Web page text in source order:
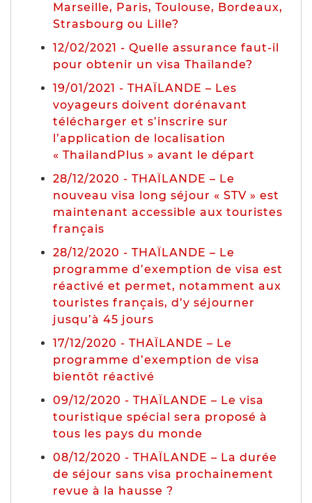
Marseille, Paris, Toulouse, Bordeaux,
Strasbourg ou Lille?
12/02/2021 - Quelle assurance faut-il
pour obtenir un visa Thaïlande?
19/01/2021 - THAÏLANDE – Les
voyageurs doivent dorénavant
télécharger et s’inscrire sur
l’application de localisation
« ThailandPlus » avant le départ
28/12/2020 - THAÏLANDE – Le
nouveau visa long séjour « STV » est
maintenant accessible aux touristes
français
28/12/2020 - THAÏLANDE – Le
programme d’exemption de visa est
réactivé et permet, notamment aux
touristes français, d’y séjourner
jusqu’à 45 jours
17/12/2020 - THAÏLANDE – Le
programme d’exemption de visa
bientôt réactivé
09/12/2020 - THAÏLANDE – Le visa
touristique spécial sera proposé à
tous les pays du monde
08/12/2020 - THAÏLANDE – La durée
de séjour sans visa prochainement
revue à la hausse ?